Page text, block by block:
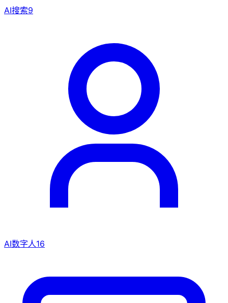
AI搜索9
AI数字人16